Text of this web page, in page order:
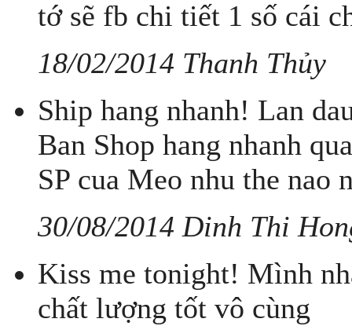
tớ sẽ fb chi tiết 1 số cái
18/02/2014 Thanh Thủy
Ship hang nhanh! Lan
Ban Shop hang nhanh
SP cua Meo nhu the nao
30/08/2014 Dinh Thi
Kiss me tonight! Mình
chất lượng tốt vô cùng